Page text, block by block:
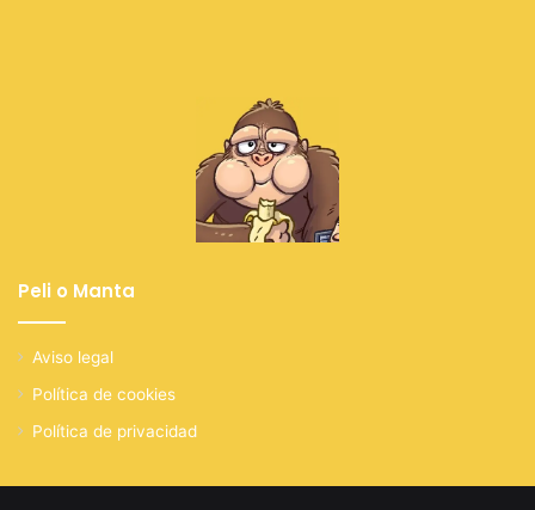
Peli o Manta
Aviso legal
Política de cookies
Política de privacidad